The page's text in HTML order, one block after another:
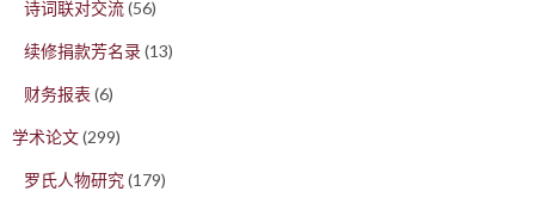
诗词联对交流(56)
续修捐款芳名录(13)
财务报表 (6)
学术论文(299)
罗氏人物研究(179)